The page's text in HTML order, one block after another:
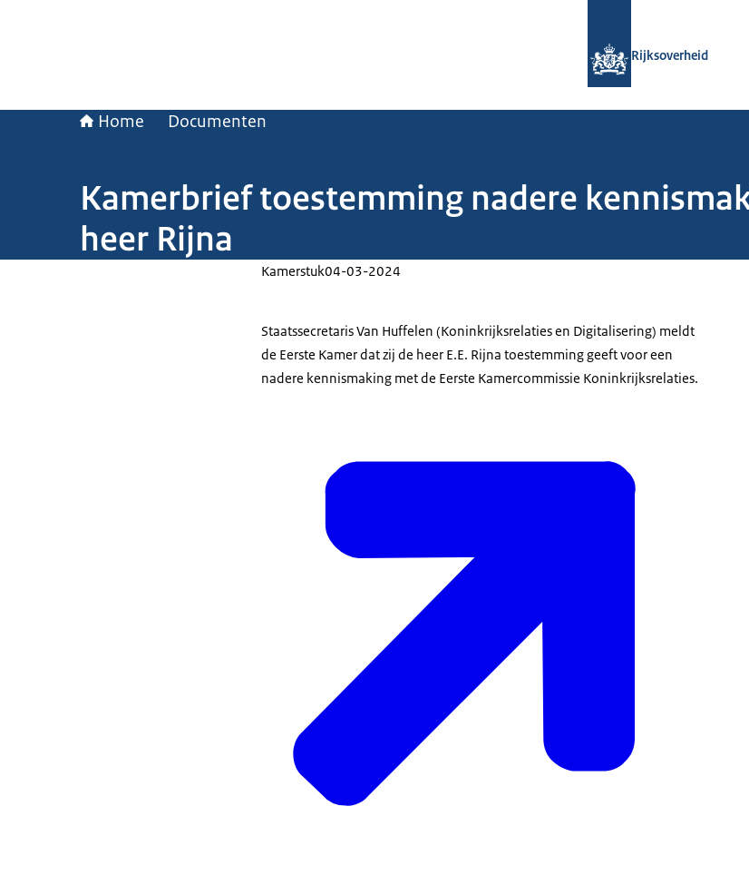
Rijksoverheid
Home Documenten
Kamerbrief toestemming nadere
heer Rijna
Kamerstuk04-03-2024
Staatssecretaris Van Huffelen (Koninkrijksrelaties en Digitalisering) meldt
de Eerste Kamer dat zij de heer E.E. Rijna toestemming geeft voor een
nadere kennismaking met de Eerste Kamercommissie Koninkrijksrelaties.